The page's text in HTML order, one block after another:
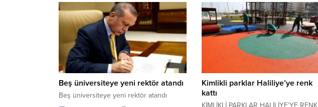
Beş üniversiteye yeni rektör atandı
Beş üniversiteye yeni rektör atandı
Kimlikli parklar Haliliye’ye renk
kattı
KİMLİKLİ PARKLAR HALİLİYE’YE RENK